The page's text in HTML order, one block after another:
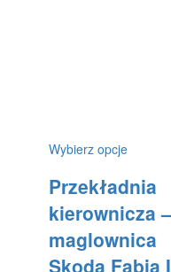
Wybierz opcjeTen
ma
Opcje
Przekładnia
kierownicza –
maglownica
Skoda Fabia